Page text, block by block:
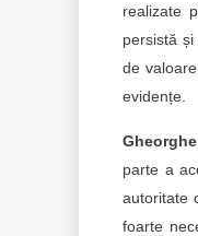
realizate
persistă
de
evidențe.
parte a
autoritate
foarte